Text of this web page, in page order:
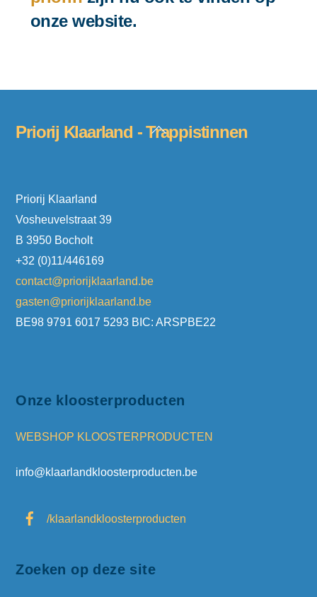
onze website.
Back
Priorij Klaarland - Trappistinnen
Priorij Klaarland
Vosheuvelstraat 39
B 3950 Bocholt
+32 (0)11/446169
contact@priorijklaarland.be
gasten@priorijklaarland.be
BE98 9791 6017 5293 BIC: ARSPBE22
Onze kloosterproducten
WEBSHOP KLOOSTERPRODUCTEN
info@klaarlandkloosterproducten.be
/klaarlandkloosterproducten
Zoeken op deze site